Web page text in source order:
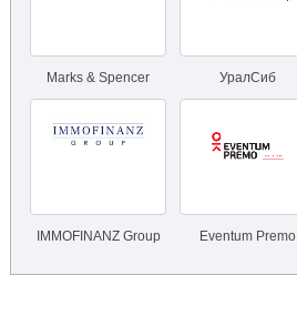
Marks & Spencer УралСиб
IMMOFINANZ Group Eventum Premo